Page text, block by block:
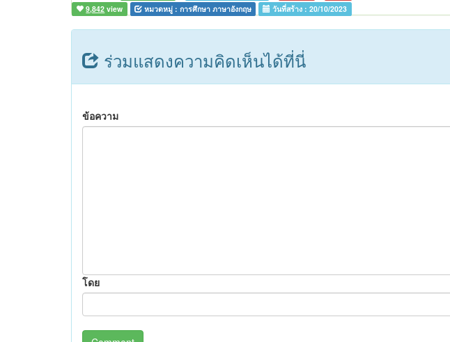
9,842 view หมวดหมู่ : การศึกษา ภาษาอังกฤษ วันที่สร้าง :20/10/2023
ร่วมแสดงความคิดเห็นได้ที่นี่
ข้อความ
โดย